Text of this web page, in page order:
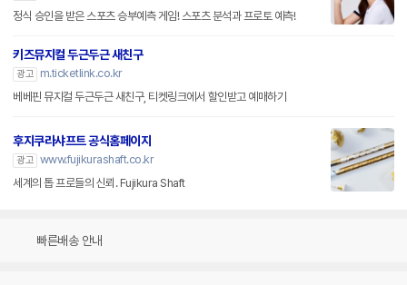
정식 승인을 받은 스포츠 승부예측 게임! 스포츠 분석과 프로토 예측!
키즈뮤지컬 두근두근 새친구
광고
m.ticketlink.co.kr
베베핀 뮤지컬 두근두근 새친구, 티켓링크에서 할인받고 예매하기
후지쿠라샤프트 공식홈페이지
광고 www.fujikurashaft.co.kr
세계의 톱 프로들의 신뢰. Fujikura Shaft
빠른배송 안내